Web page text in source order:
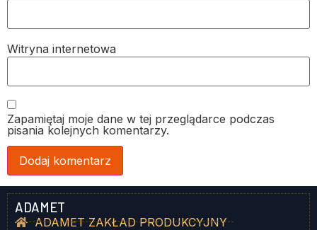
Witryna internetowa
Zapamiętaj moje dane w tej przeglądarce podczas
pisania kolejnych komentarzy.
ADAMET
ADAMET ZAKŁAD PRODUKCYJNY